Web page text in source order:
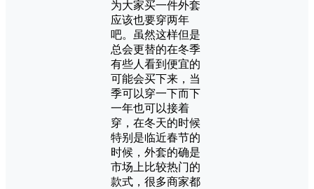
为大家买一件外套
应该也要穿两年
吧。虽然这样但是
总会更替的在冬季
有些人看到便宜的
可能会买下来，当
季可以穿一下而下
一年也可以接着
穿，在冬天的时候
特别是临近春节的
时候，外套的确是
市场上比较热门的
款式，很多商家都